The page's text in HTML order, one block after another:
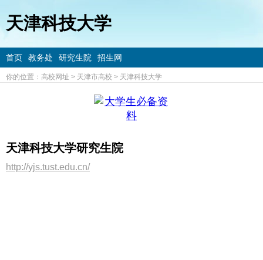
天津科技大学
首页 教务处 研究生院 招生网
你的位置： 高校网址 > 天津市高校 > 天津科技大学
天津科技大学研究生院
http://yjs.tust.edu.cn/